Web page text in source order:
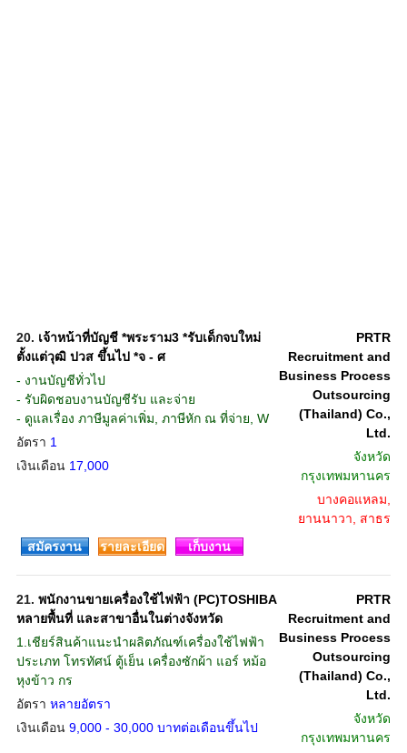
20. เจ้าหน้าที่บัญชี *พระราม3 *รับเด็กจบใหม่
ตั้งแต่วุฒิ ปวส ขึ้นไป *จ - ศ
- งานบัญชีทั่วไป
- รับผิดชอบงานบัญชีรับ และจ่าย
- ดูแลเรื่อง ภาษีมูลค่าเพิ่ม, ภาษีหัก ณ ที่จ่าย, W
อัตรา 1
เงินเดือน 17,000
PRTR
Recruitment and
Business Process
Outsourcing
(Thailand) Co.,
Ltd.
จังหวัด
กรุงเทพมหานคร
บางคอแหลม,
ยานนาวา, สาธร
สมัครงาน
รายละเอียด เก็บงาน
21. พนักงานขายเครื่องใช้ไฟฟ้า (PC)TOSHIBA
หลายพื้นที่ และสาขาอื่นในต่างจังหวัด
1.เชียร์สินค้าแนะนำผลิตภัณฑ์เครื่องใช้ไฟฟ้า
ประเภท โทรทัศน์ ตู้เย็น เครื่องซักผ้า แอร์ หม้อ
หุงข้าว กร
อัตรา หลายอัตรา
เงินเดือน 9,000 - 30,000 บาทต่อเดือนขึ้นไป
PRTR
Recruitment and
Business Process
Outsourcing
(Thailand) Co.,
Ltd.
จังหวัด
กรุงเทพมหานคร